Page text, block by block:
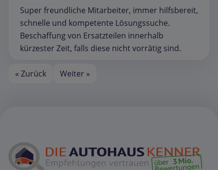
Super freundliche Mitarbeiter, immer hilfsbereit,
schnelle und kompetente Lösungssuche.
Beschaffung von Ersatzteilen innerhalb
kürzester Zeit, falls diese nicht vorrätig sind.
« Zurück Weiter »